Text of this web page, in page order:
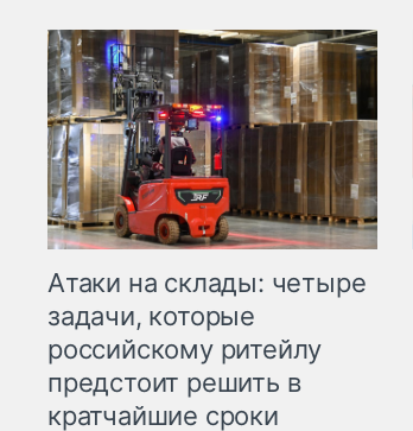
Атаки на склады: четыре
задачи, которые
российскому ритейлу
предстоит решить в
кратчайшие сроки